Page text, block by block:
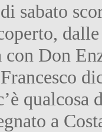
sabato
Don
a